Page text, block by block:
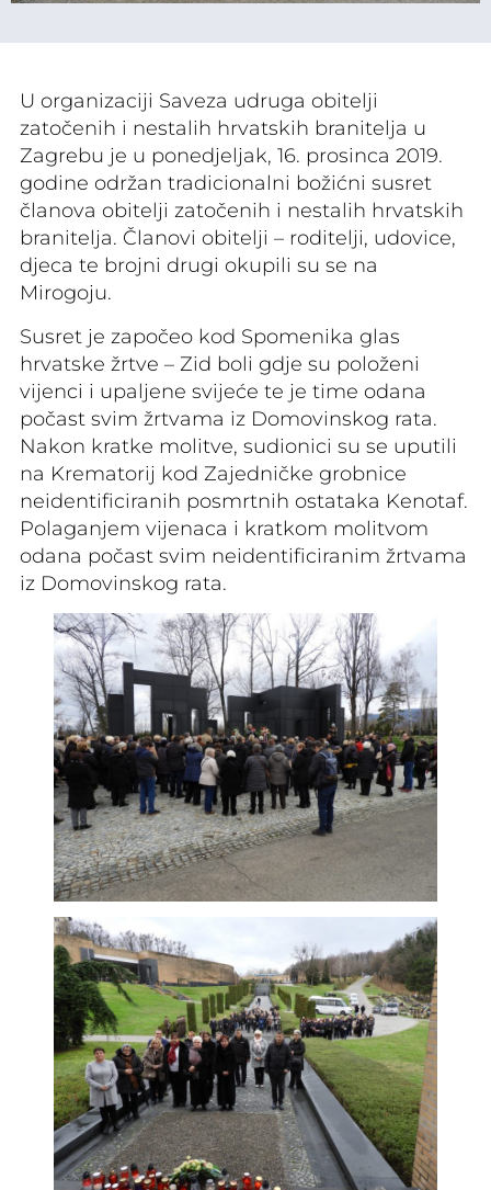
U organizaciji Saveza udruga obitelji
zatočenih i nestalih hrvatskih branitelja u
Zagrebu je u ponedjeljak, 16. prosinca 2019.
godine održan tradicionalni božićni susret
članova obitelji zatočenih i nestalih hrvatskih
branitelja. Članovi obitelji – roditelji, udovice,
djeca te brojni drugi okupili su se na
Mirogoju.
Susret je započeo kod Spomenika glas
hrvatske žrtve – Zid boli gdje su položeni
vijenci i upaljene svijeće te je time odana
počast svim žrtvama iz Domovinskog rata.
Nakon kratke molitve, sudionici su se uputili
na Krematorij kod Zajedničke grobnice
neidentificiranih posmrtnih ostataka Kenotaf.
Polaganjem vijenaca i kratkom molitvom
odana počast svim neidentificiranim žrtvama
iz Domovinskog rata.